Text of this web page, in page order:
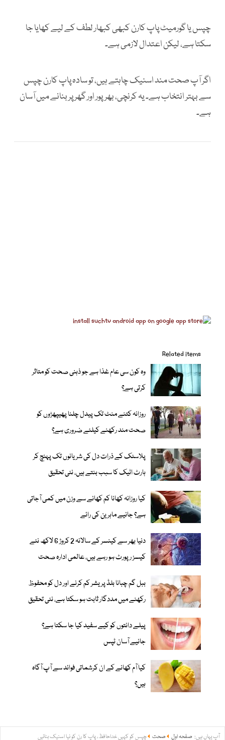
چپس یا گورمیٹ پاپ کارن کبھی کبھار لطف کے لیے کھایا جا
سکتا ہے، لیکن اعتدال لازمی ہے۔
اگر آپ صحت مند اسنیک چاہتے ہیں، تو سادہ پاپ کارن چپس
سے بہتر انتخاب ہے۔ یہ کرنچی، بھرپور اور گھر پر بنانے میں آسان
ہے۔
Related items
وہ کون سی عام غذا ہے جو ذہنی صحت کو متاثر
کرتی ہے؟
روزانہ کتنے منٹ تک پیدل چلنا پھیپھڑوں کو
صحت مند رکھنے کیلئے ضروری ہے؟
پلاسٹک کے ذرات دل کی شریانوں تک پہنچ کر
ہارٹ اٹیک کا سبب بنتے ہیں، نئی تحقیق
کیا روزانہ کھانا کم کھانے سے وزن میں کمی آجاتی
ہے؟ جانیے ماہرین کی رائے
دنیا بھر سے کینسر کے سالانہ 2 کروڑ 6 لاکھ نئے
کیسز رپورٹ ہو رہے ہیں، عالمی ادارہ صحت
ببل گم چبانا بلڈ پریشر کم کرنے اور دل کو محفوظ
رکھنے میں مددگار ثابت ہو سکتا ہے، نئی تحقیق
پیلے دانتوں کو کیے سفید کیا جا سکتا ہے؟
جانیے آسان ٹپس
کیا آم کھانے کے ان کرشماتی فوائد سے آپ آگاہ
ہیں؟
آپ یہاں ہیں: صفحہ اول صحت چپس کو کہیں خداحافظ، پاپ کا رن کو نیا اسنیک بنائیں